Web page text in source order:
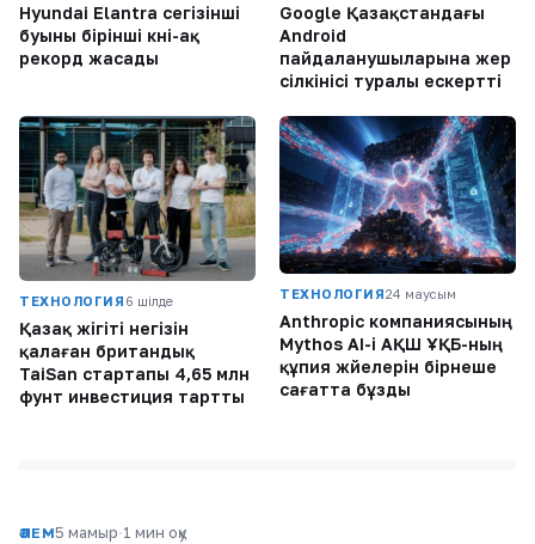
Hyundai Elantra сегізінші
буыны бірінші күні-ақ
рекорд жасады
Google Қазақстандағы
Android
пайдаланушыларына жер
сілкінісі туралы ескертті
ТЕХНОЛОГИЯ 6 шілде
Қазақ жігіті негізін
қалаған британдық
TaiSan стартапы 4,65 млн
фунт инвестиция тартты
ТЕХНОЛОГИЯ24 маусым
Anthropic компаниясының
Mythos AI-і АҚШ ҰҚБ-ның
құпия жүйелерін бірнеше
сағатта бұзды
ӘЛЕМ5 мамыр·1 мин оқу